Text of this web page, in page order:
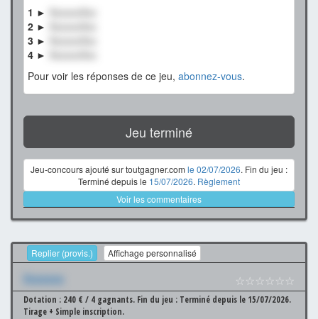
1 ►
XxxxxxXxx
2 ►
3 ►
4 ►
Pour voir les réponses de ce jeu, abonnez-vous.
Jeu terminé
Jeu-concours ajouté sur toutgagner.com le 02/07/2026. Fin du jeu :
Terminé depuis le 15/07/2026. Règlement
Voir les commentaires
Replier (provis.) Affichage personnalisé
Xxxxxxx ☆☆☆☆☆☆
Dotation : 240 € / 4 gagnants. Fin du jeu : Terminé depuis le 15/07/2026.
Tirage + Simple inscription.